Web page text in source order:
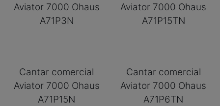
Aviator 7000 Ohaus
A71P3N
Aviator 7000 Ohaus
A71P15TN
Cantar comercial
Aviator 7000 Ohaus
A71P15N
Cantar comercial
Aviator 7000 Ohaus
A71P6TN